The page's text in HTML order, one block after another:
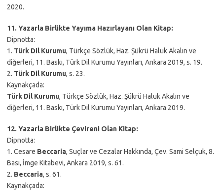
2020.
11. Yazarla Birlikte Yayıma Hazırlayanı Olan Kitap:
Dipnotta:
1. Türk Dil Kurumu, Türkçe Sözlük, Haz. Şükrü Haluk Akalın ve
diğerleri, 11. Baskı, Türk Dil Kurumu Yayınları, Ankara 2019, s. 19.
2. Türk Dil Kurumu, s. 23.
Kaynakçada:
Türk Dil Kurumu, Türkçe Sözlük, Haz. Şükrü Haluk Akalın ve
diğerleri, 11. Baskı, Türk Dil Kurumu Yayınları, Ankara 2019.
12. Yazarla Birlikte Çevireni Olan Kitap:
Dipnotta:
1. Cesare Beccaria, Suçlar ve Cezalar Hakkında, Çev. Sami Selçuk, 8.
Bası, İmge Kitabevi, Ankara 2019, s. 61.
2. Beccaria, s. 61.
Kaynakçada: